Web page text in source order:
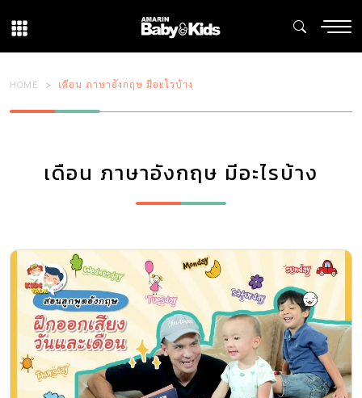
HOME เดือน ภาษาอังกฤษ มีอะไรบ้าง
เดือน ภาษาอังกฤษ มีอะไรบ้าง